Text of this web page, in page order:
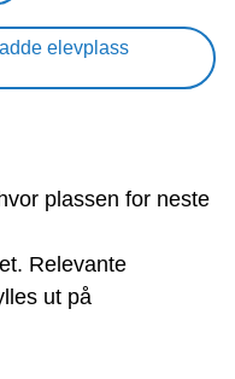
elevplass
plassen for neste
Relevante
ut på